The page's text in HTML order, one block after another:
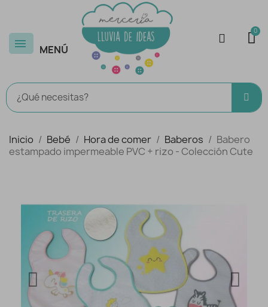
MENÚ
Inicio Bebé Hora de comer Baberos
Babero
estampado impermeable PVC + rizo - Colección Cute